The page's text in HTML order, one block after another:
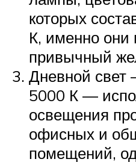
которых
К, именно они
привычный
Дневной
5000 К —
освещения
офисных и
помещений,